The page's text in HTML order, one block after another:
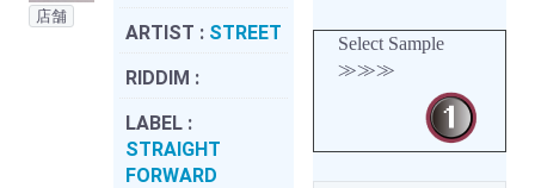
店舗
ARTIST : STREET
RIDDIM :
LABEL :
STRAIGHT
FORWARD
Select Sample
≫≫≫